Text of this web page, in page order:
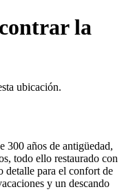
la
ubicación.
300 años de antigüedad,
todo ello restaurado con
detalle para el confort de
y un descando